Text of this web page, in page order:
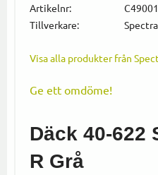
Artikelnr
Tillverkare
Spectra
Visa alla produkter från
Ge ett omdöme!
Däck 40-622
R Grå